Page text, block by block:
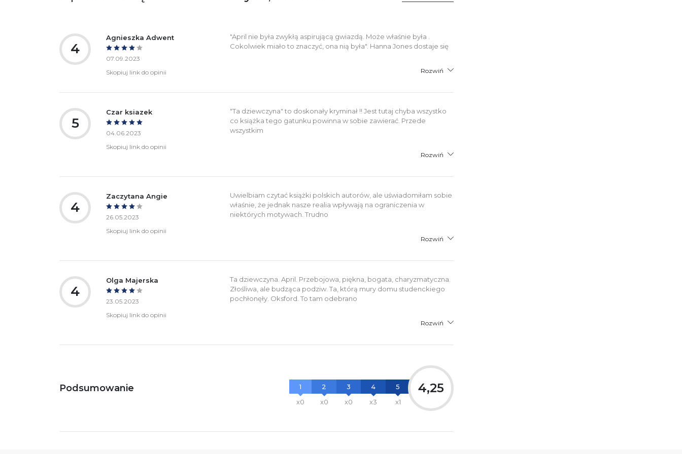
4
Agnieszka Adwent
07.09.2023
Skopiuj link do opinii
"April nie była zwykłą aspirującą gwiazdą. Może właśnie była .
Cokolwiek miało to znaczyć, ona nią była". Hanna Jones dostaje się
Rozwiń
5
Czar ksiazek
04.06.2023
Skopiuj link do opinii
"Ta dziewczyna" to doskonały kryminał !! Jest tutaj chyba wszystko
co książka tego gatunku powinna w sobie zawierać. Przede
wszystkim
Rozwiń
4
Zaczytana Angie
26.05.2023
Skopiuj link do opinii
Uwielbiam czytać książki polskich autorów, ale uświadomiłam sobie
właśnie, że jednak nasze realia wpływają na ograniczenia w
niektórych motywach. Trudno
Rozwiń
4
Olga Majerska
23.05.2023
Skopiuj link do opinii
Ta dziewczyna. April. Przebojowa, piękna, bogata, charyzmatyczna.
Złośliwa, ale budząca podziw. Ta, którą mury domu studenckiego
pochłonęły. Oksford. To tam odebrano
Rozwiń
Podsumowanie
1
x0
2
x0
3
x0
4
x3
5
x1
4,25